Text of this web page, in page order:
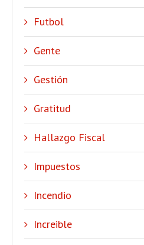
Futbol
Gente
Gestión
Gratitud
Hallazgo Fiscal
Impuestos
Incendio
Increible